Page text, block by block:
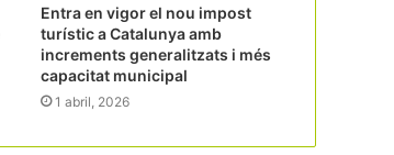
Entra en vigor el nou impost
turístic a Catalunya amb
increments generalitzats i més
capacitat municipal
1 abril, 2026